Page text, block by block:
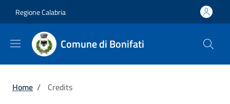
Regione Calabria
Comune di Bonifati
Briciole di pane
Home / Credits